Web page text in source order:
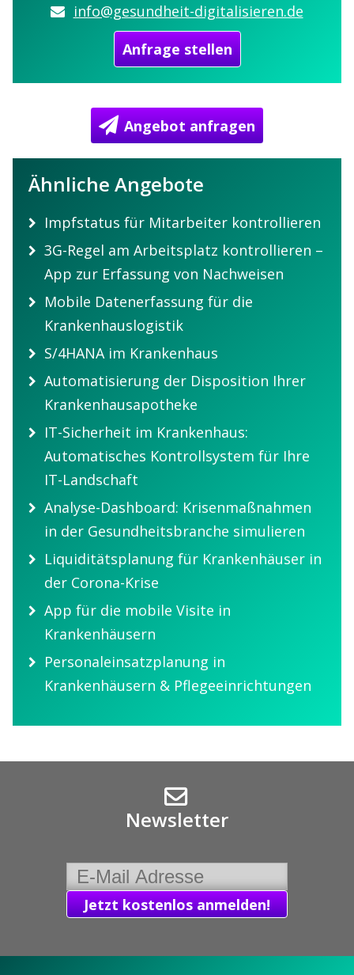
info@gesundheit-digitalisieren.de
Anfrage stellen
Angebot anfragen
Ähnliche Angebote
Impfstatus für Mitarbeiter kontrollieren
3G-Regel am Arbeitsplatz kontrollieren –
App zur Erfassung von Nachweisen
Mobile Datenerfassung für die
Krankenhauslogistik
S/4HANA im Krankenhaus
Automatisierung der Disposition Ihrer
Krankenhausapotheke
IT-Sicherheit im Krankenhaus:
Automatisches Kontrollsystem für Ihre
IT-Landschaft
Analyse-Dashboard: Krisenmaßnahmen
in der Gesundheitsbranche simulieren
Liquiditätsplanung für Krankenhäuser in
der Corona-Krise
App für die mobile Visite in
Krankenhäusern
Personaleinsatzplanung in
Krankenhäusern & Pflegeeinrichtungen
Newsletter